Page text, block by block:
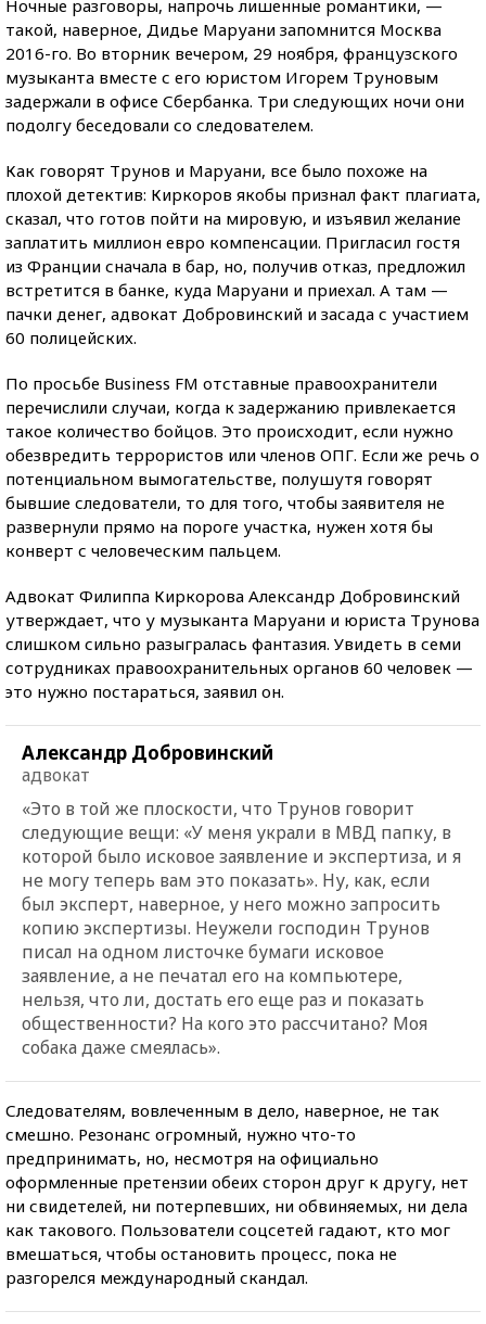
Ночные разговоры, напрочь лишенные романтики, —
такой, наверное, Дидье Маруани запомнится Москва
2016-го. Во вторник вечером, 29 ноября, французского
музыканта вместе с его юристом Игорем Труновым
задержали в офисе Сбербанка. Три следующих ночи они
подолгу беседовали со следователем.
Как говорят Трунов и Маруани, все было похоже на
плохой детектив: Киркоров якобы признал факт плагиата,
сказал, что готов пойти на мировую, и изъявил желание
заплатить миллион евро компенсации. Пригласил гостя
из Франции сначала в бар, но, получив отказ, предложил
встретится в банке, куда Маруани и приехал. А там —
пачки денег, адвокат Добровинский и засада с участием
60 полицейских.
По просьбе Business FM отставные правоохранители
перечислили случаи, когда к задержанию привлекается
такое количество бойцов. Это происходит, если нужно
обезвредить террористов или членов ОПГ. Если же речь о
потенциальном вымогательстве, полушутя говорят
бывшие следователи, то для того, чтобы заявителя не
развернули прямо на пороге участка, нужен хотя бы
конверт с человеческим пальцем.
Адвокат Филиппа Киркорова Александр Добровинский
утверждает, что у музыканта Маруани и юриста Трунова
слишком сильно разыгралась фантазия. Увидеть в семи
сотрудниках правоохранительных органов 60 человек —
это нужно постараться, заявил он.
Александр Добровинский
адвокат
«Это в той же плоскости, что Трунов говорит
следующие вещи: «У меня украли в МВД папку, в
которой было исковое заявление и экспертиза, и я
не могу теперь вам это показать». Ну, как, если
был эксперт, наверное, у него можно запросить
копию экспертизы. Неужели господин Трунов
писал на одном листочке бумаги исковое
заявление, а не печатал его на компьютере,
нельзя, что ли, достать его еще раз и показать
общественности? На кого это рассчитано? Моя
собака даже смеялась».
Следователям, вовлеченным в дело, наверное, не так
смешно. Резонанс огромный, нужно что-то
предпринимать, но, несмотря на официально
оформленные претензии обеих сторон друг к другу, нет
ни свидетелей, ни потерпевших, ни обвиняемых, ни дела
как такового. Пользователи соцсетей гадают, кто мог
вмешаться, чтобы остановить процесс, пока не
разгорелся международный скандал.